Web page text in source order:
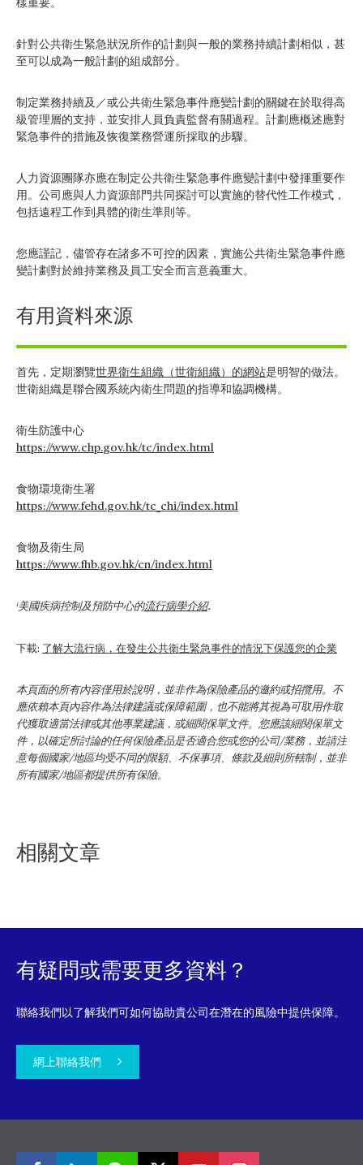
樣重要。
針對公共衛生緊急狀況所作的計劃與一般的業務持續計劃相似，甚
至可以成為一般計劃的組成部分。
制定業務持續及／或公共衛生緊急事件應變計劃的關鍵在於取得高
級管理層的支持，並安排人員負責監督有關過程。計劃應概述應對
緊急事件的措施及恢復業務營運所採取的步驟。
人力資源團隊亦應在制定公共衛生緊急事件應變計劃中發揮重要作
用。公司應與人力資源部門共同探討可以實施的替代性工作模式，
包括遠程工作到具體的衛生準則等。
您應謹記，儘管存在諸多不可控的因素，實施公共衛生緊急事件應
變計劃對於維持業務及員工安全而言意義重大。
有用資料來源
首先，定期瀏覽世界衛生組織（世衛組織）的網站是明智的做法。
世衛組織是聯合國系統內衛生問題的指導和協調機構。
衛生防護中心
https://www.chp.gov.hk/tc/index.html
食物環境衛生署
https://www.fehd.gov.hk/tc_chi/index.html
食物及衛生局
https://www.fhb.gov.hk/cn/index.html
i美國疾病控制及預防中心的流行病學介紹.
下載: 了解大流行病，在發生公共衛生緊急事件的情況下保護您的企業
本頁面的所有內容僅用於說明，並非作為保險產品的邀約或招攬用。不
應依賴本頁內容作為法律建議或保障範圍，也不能將其視為可取用作取
代獲取適當法律或其他專業建議，或細閱保單文件。您應該細閱保單文
件，以確定所討論的任何保險產品是否適合您或您的公司/業務，並請注
意每個國家/地區均受不同的限額、不保事項、條款及細則所轄制，並非
所有國家/地區都提供所有保險。
相關文章
有疑問或需要更多資料？
聯絡我們以了解我們可如何協助貴公司在潛在的風險中提供保障。
網上聯絡我們